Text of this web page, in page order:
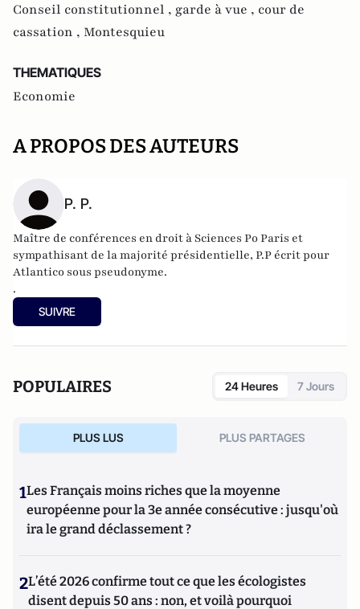
Conseil constitutionnel , garde à vue , cour de
cassation , Montesquieu
THEMATIQUES
Economie
A PROPOS DES AUTEURS
P. P.
Maître de conférences en droit à Sciences Po Paris et
sympathisant de la majorité présidentielle, P.P écrit pour
Atlantico sous pseudonyme.
.
SUIVRE
POPULAIRES 24 Heures 7 Jours
PLUS LUS PLUS PARTAGES
1Les Français moins riches que la moyenne
européenne pour la 3e année consécutive : jusqu'où
ira le grand déclassement ?
2L’été 2026 confirme tout ce que les écologistes
disent depuis 50 ans : non, et voilà pourquoi